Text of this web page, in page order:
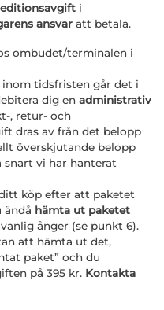
i
ansvar att betala.
ombudet/terminalen i
tidsfristen går det i
dig en administrativ
, retur- och
dras av från det belopp
överskjutande belopp
vi har hanterat
köp efter att paketet
ändå hämta ut paketet
ånger (se punkt 6).
att hämta ut det,
paket” och du
på 395 kr. Kontakta